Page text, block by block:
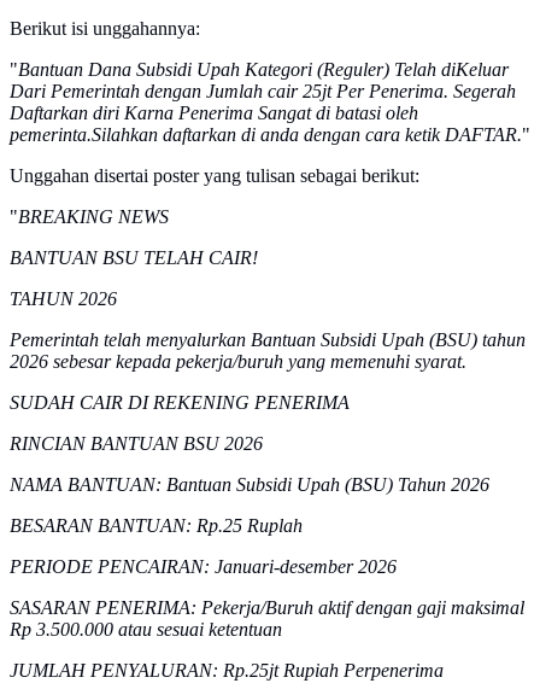
Berikut isi unggahannya:
"Bantuan Dana Subsidi Upah Kategori (Reguler) Telah diKeluar
Dari Pemerintah dengan Jumlah cair 25jt Per Penerima. Segerah
Daftarkan diri Karna Penerima Sangat di batasi oleh
pemerinta.Silahkan daftarkan di anda dengan cara ketik DAFTAR."
Unggahan disertai poster yang tulisan sebagai berikut:
"BREAKING NEWS
BANTUAN BSU TELAH CAIR!
TAHUN 2026
Pemerintah telah menyalurkan Bantuan Subsidi Upah (BSU) tahun
2026 sebesar kepada pekerja/buruh yang memenuhi syarat.
SUDAH CAIR DI REKENING PENERIMA
RINCIAN BANTUAN BSU 2026
NAMA BANTUAN: Bantuan Subsidi Upah (BSU) Tahun 2026
BESARAN BANTUAN: Rp.25 Ruplah
PERIODE PENCAIRAN: Januari-desember 2026
SASARAN PENERIMA: Pekerja/Buruh aktif dengan gaji maksimal
Rp 3.500.000 atau sesuai ketentuan
JUMLAH PENYALURAN: Rp.25jt Rupiah Perpenerima